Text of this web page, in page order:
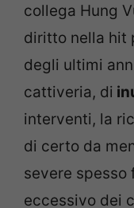
collega Hung
diritto nella hit
degli ultimi
cattiveria, di
interventi, la
di certo da
severe spesso
eccessivo dei